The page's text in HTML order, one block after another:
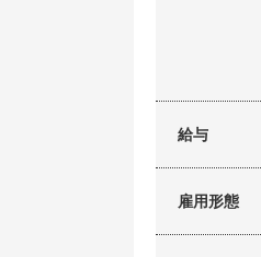
給与
雇用形態